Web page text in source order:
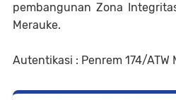
pembangunan Zona
Merauke.
Autentikasi : Penrem 174/ATW